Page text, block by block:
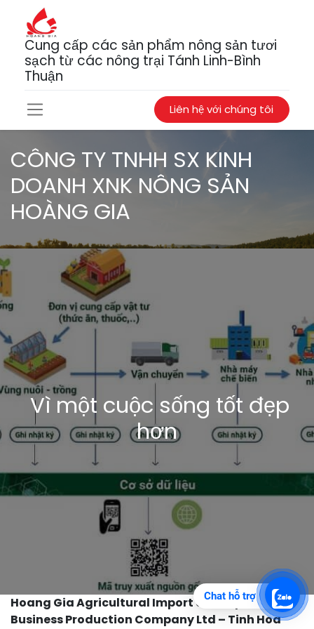
Cung cấp các sản phẩm nông sản tươi
sạch từ các nông trại Tánh Linh-Bình
Thuận
Liên hệ với chúng tôi
CÔNG TY TNHH SX KINH
DOANH XNK NÔNG SẢN
HOÀNG GIA
Vì một cuộc sống tốt đẹp
hơn
Hoang Gia Agricultural Import and Export
Business Production Company Ltd – Tinh Hoa
Chat hỗ trợ